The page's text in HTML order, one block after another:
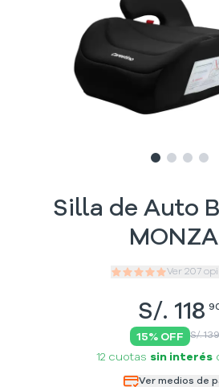
Slide1
Slide2
Slide
Silla de Auto
MONZA
Ver 207
S/. 118
15% OFF S/. 139
12 cuotas sin interés
Ver medios de